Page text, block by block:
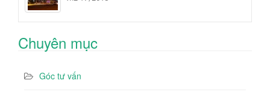
Chuyên mục
Góc tư vấn